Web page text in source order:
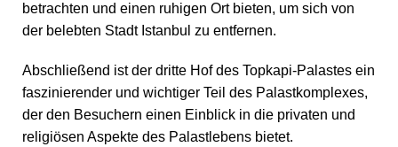
betrachten und einen ruhigen Ort bieten, um sich von
der belebten Stadt Istanbul zu entfernen.
Abschließend ist der dritte Hof des Topkapi-Palastes ein
faszinierender und wichtiger Teil des Palastkomplexes,
der den Besuchern einen Einblick in die privaten und
religiösen Aspekte des Palastlebens bietet.